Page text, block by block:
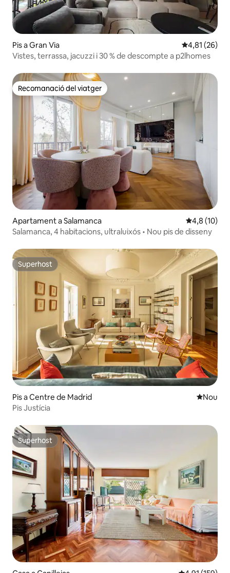
Pis a Gran Via 4,81 de
4,81 (26)
Vistes, terrassa, jacuzzi i 30 % de descompte a p2lhomes
Recomanació del viatger
Recomanació del viatger
Apartament a Salamanca 4,8 de
4,8 (10)
Salamanca, 4 habitacions, ultraluixós • Nou pis de disseny
Superhost
Superhost
Pis a Centre de Madrid
Nou
Pis Justícia
Superhost
Superhost